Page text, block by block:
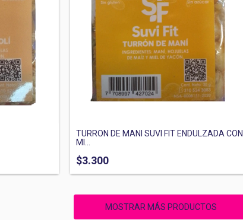
TURRON DE MANI SUVI FIT ENDULZADA CON
MI...
$3.300
MOSTRAR MÁS PRODUCTOS